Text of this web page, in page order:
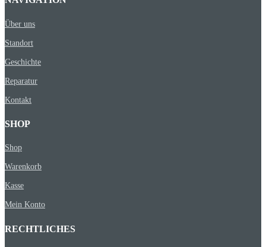
Über uns
Standort
Geschichte
Reparatur
Kontakt
SHOP
Shop
Warenkorb
Kasse
Mein Konto
RECHTLICHES